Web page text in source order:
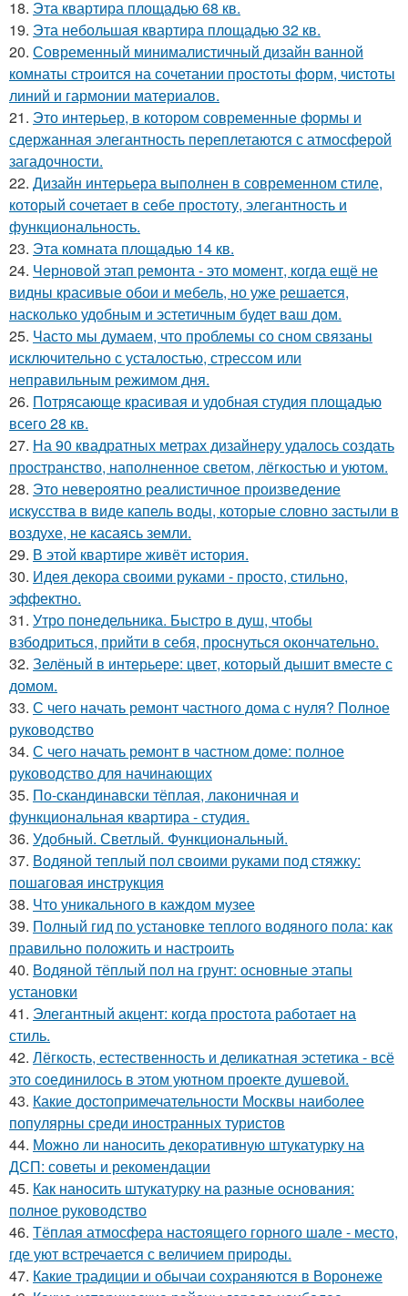
18. Эта квартира площадью 68 кв.
19. Эта небольшая квартира площадью 32 кв.
20. Современный минималистичный дизайн ванной
комнаты строится на сочетании простоты форм, чистоты
линий и гармонии материалов.
21. Это интерьер, в котором современные формы и
сдержанная элегантность переплетаются с атмосферой
загадочности.
22. Дизайн интерьера выполнен в современном стиле,
который сочетает в себе простоту, элегантность и
функциональность.
23. Эта комната площадью 14 кв.
24. Черновой этап ремонта - это момент, когда ещё не
видны красивые обои и мебель, но уже решается,
насколько удобным и эстетичным будет ваш дом.
25. Часто мы думаем, что проблемы со сном связаны
исключительно с усталостью, стрессом или
неправильным режимом дня.
26. Потрясающе красивая и удобная студия площадью
всего 28 кв.
27. На 90 квадратных метрах дизайнеру удалось создать
пространство, наполненное светом, лёгкостью и уютом.
28. Это невероятно реалистичное произведение
искусства в виде капель воды, которые словно застыли в
воздухе, не касаясь земли.
29. В этой квартире живёт история.
30. Идея декора своими руками - просто, стильно,
эффектно.
31. Утро понедельника. Быстро в душ, чтобы
взбодриться, прийти в себя, проснуться окончательно.
32. Зелёный в интерьере: цвет, который дышит вместе с
домом.
33. С чего начать ремонт частного дома с нуля? Полное
руководство
34. С чего начать ремонт в частном доме: полное
руководство для начинающих
35. По-скандинавски тёплая, лаконичная и
функциональная квартира - студия.
36. Удобный. Светлый. Функциональный.
37. Водяной теплый пол своими руками под стяжку:
пошаговая инструкция
38. Что уникального в каждом музее
39. Полный гид по установке теплого водяного пола: как
правильно положить и настроить
40. Водяной тёплый пол на грунт: основные этапы
установки
41. Элегантный акцент: когда простота работает на
стиль.
42. Лёгкость, естественность и деликатная эстетика - всё
это соединилось в этом уютном проекте душевой.
43. Какие достопримечательности Москвы наиболее
популярны среди иностранных туристов
44. Можно ли наносить декоративную штукатурку на
ДСП: советы и рекомендации
45. Как наносить штукатурку на разные основания:
полное руководство
46. Тёплая атмосфера настоящего горного шале - место,
где уют встречается с величием природы.
47. Какие традиции и обычаи сохраняются в Воронеже